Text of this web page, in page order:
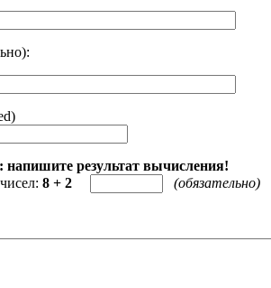
напишите результат вычисления!
8 + 2 (обязательно)